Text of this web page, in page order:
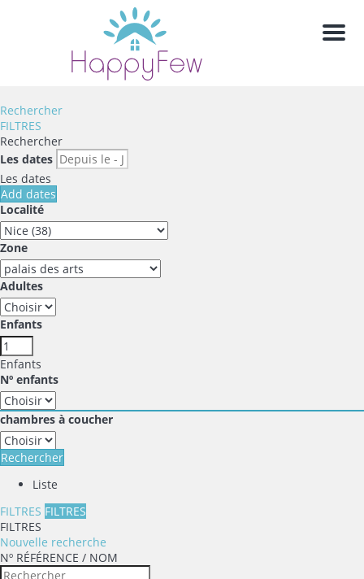
Menu
Rechercher
FILTRES
Rechercher
Les dates
Les dates
Add dates
Localité
Zone
Adultes
Enfants
Enfants
Nº enfants
chambres à coucher
Rechercher
Liste
FILTRES FILTRES
FILTRES
Nouvelle recherche
Nº RÉFÉRENCE / NOM